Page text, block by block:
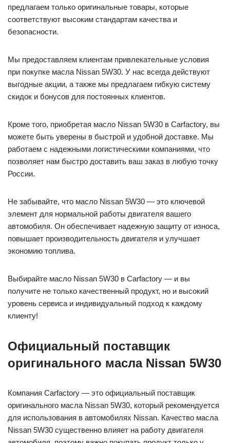
предлагаем только оригинальные товары, которые
соответствуют высоким стандартам качества и
безопасности.
Мы предоставляем клиентам привлекательные условия
при покупке масла Nissan 5W30. У нас всегда действуют
выгодные акции, а также мы предлагаем гибкую систему
скидок и бонусов для постоянных клиентов.
Кроме того, приобретая масло Nissan 5W30 в Carfactory, вы
можете быть уверены в быстрой и удобной доставке. Мы
работаем с надежными логистическими компаниями, что
позволяет нам быстро доставить ваш заказ в любую точку
России.
Не забывайте, что масло Nissan 5W30 — это ключевой
элемент для нормальной работы двигателя вашего
автомобиля. Он обеспечивает надежную защиту от износа,
повышает производительность двигателя и улучшает
экономию топлива.
Выбирайте масло Nissan 5W30 в Carfactory — и вы
получите не только качественный продукт, но и высокий
уровень сервиса и индивидуальный подход к каждому
клиенту!
Официальный поставщик
оригинального масла Nissan 5W30
Компания Carfactory — это официальный поставщик
оригинального масла Nissan 5W30, который рекомендуется
для использования в автомобилях Nissan. Качество масла
Nissan 5W30 существенно влияет на работу двигателя